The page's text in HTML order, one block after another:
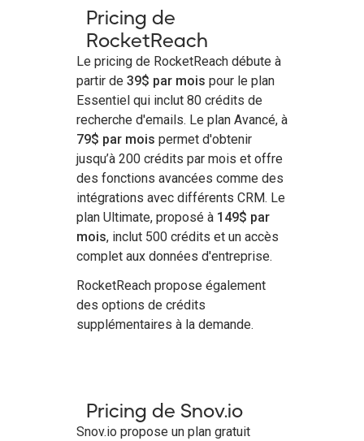
Pricing de
RocketReach
Le pricing de RocketReach débute à
partir de 39$ par mois pour le plan
Essentiel qui inclut 80 crédits de
recherche d'emails. Le plan Avancé, à
79$ par mois permet d'obtenir
jusqu’à 200 crédits par mois et offre
des fonctions avancées comme des
intégrations avec différents CRM. Le
plan Ultimate, proposé à 149$ par
mois, inclut 500 crédits et un accès
complet aux données d'entreprise.
RocketReach propose également
des options de crédits
supplémentaires à la demande.
Pricing de Snov.io
Snov.io propose un plan gratuit